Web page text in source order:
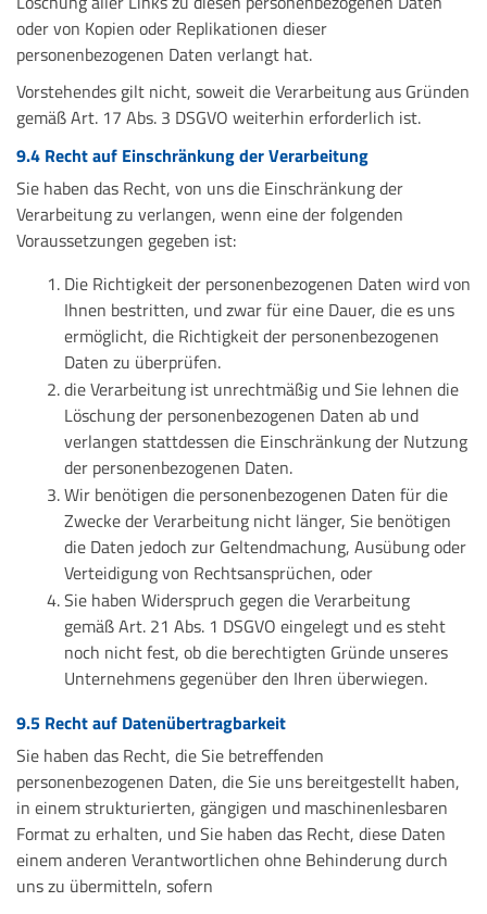
oder von Kopien oder Replikationen dieser
personenbezogenen Daten verlangt hat.
Vorstehendes gilt nicht, soweit die Verarbeitung aus Gründen
gemäß Art. 17 Abs. 3 DSGVO weiterhin erforderlich ist.
9.4 Recht auf Einschränkung der Verarbeitung
Sie haben das Recht, von uns die Einschränkung der
Verarbeitung zu verlangen, wenn eine der folgenden
Voraussetzungen gegeben ist:
Die Richtigkeit der personenbezogenen Daten wird von
Ihnen bestritten, und zwar für eine Dauer, die es uns
ermöglicht, die Richtigkeit der personenbezogenen
Daten zu überprüfen.
die Verarbeitung ist unrechtmäßig und Sie lehnen die
Löschung der personenbezogenen Daten ab und
verlangen stattdessen die Einschränkung der Nutzung
der personenbezogenen Daten.
Wir benötigen die personenbezogenen Daten für die
Zwecke der Verarbeitung nicht länger, Sie benötigen
die Daten jedoch zur Geltendmachung, Ausübung oder
Verteidigung von Rechtsansprüchen, oder
Sie haben Widerspruch gegen die Verarbeitung
gemäß Art. 21 Abs. 1 DSGVO eingelegt und es steht
noch nicht fest, ob die berechtigten Gründe unseres
Unternehmens gegenüber den Ihren überwiegen.
9.5 Recht auf Datenübertragbarkeit
Sie haben das Recht, die Sie betreffenden
personenbezogenen Daten, die Sie uns bereitgestellt haben,
in einem strukturierten, gängigen und maschinenlesbaren
Format zu erhalten, und Sie haben das Recht, diese Daten
einem anderen Verantwortlichen ohne Behinderung durch
uns zu übermitteln, sofern